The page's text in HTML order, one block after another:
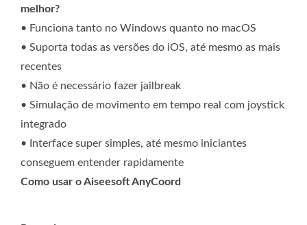
melhor?
• Funciona tanto no Windows quanto no macOS
• Suporta todas as versões do iOS, até mesmo as mais
recentes
• Não é necessário fazer jailbreak
• Simulação de movimento em tempo real com joystick
integrado
• Interface super simples, até mesmo iniciantes
conseguem entender rapidamente
Como usar o Aiseesoft AnyCoord